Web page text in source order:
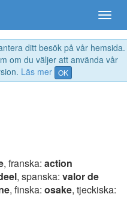
ditt besök på vår hemsida.
om du väljer att använda vår
Läs mer OK
, franska: action
, spanska: valor de
, finska: osake, tjeckiska: